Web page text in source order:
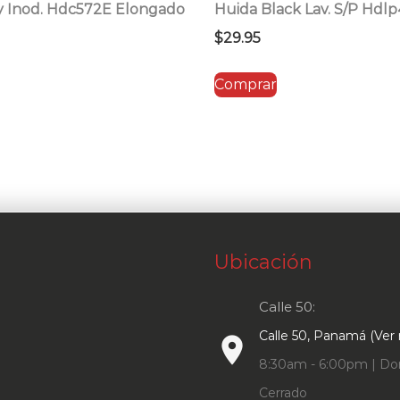
Inod. Hdc572E Elongado
Huida Black Lav. S/P
$29.95
Comprar
Ubicación
place
Calle 50:
Calle 50, Panamá (Ver
8:30am - 6:00pm |
Cerrado